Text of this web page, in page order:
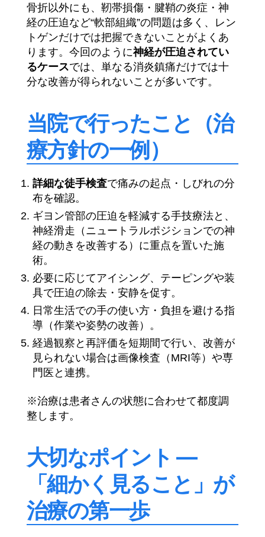
骨折以外にも、靭帯損傷・腱鞘の炎症・神
経の圧迫など“軟部組織”の問題は多く、レン
トゲンだけでは把握できないことがよくあ
ります。今回のように神経が圧迫されてい
るケースでは、単なる消炎鎮痛だけでは十
分な改善が得られないことが多いです。
当院で行ったこと（治
療方針の一例）
詳細な徒手検査で痛みの起点・しびれの分
布を確認。
ギヨン管部の圧迫を軽減する手技療法と、
神経滑走（ニュートラルポジションでの神
経の動きを改善する）に重点を置いた施
術。
必要に応じてアイシング、テーピングや装
具で圧迫の除去・安静を促す。
日常生活での手の使い方・負担を避ける指
導（作業や姿勢の改善）。
経過観察と再評価を短期間で行い、改善が
見られない場合は画像検査（MRI等）や専
門医と連携。
※治療は患者さんの状態に合わせて都度調
整します。
大切なポイント —
「細かく見ること」が
治療の第一歩